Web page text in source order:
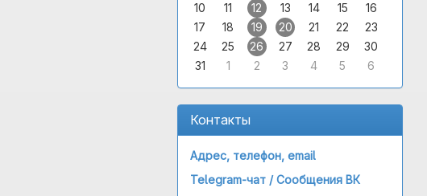
10
11 12 13 14 15
16
17
18 19 20 21 22
23
24
25 26 27 28 29
30
31
1 2 3 4 5 6
Контакты
Адрес, телефон, email
Telegram-чат /Сообщения ВК